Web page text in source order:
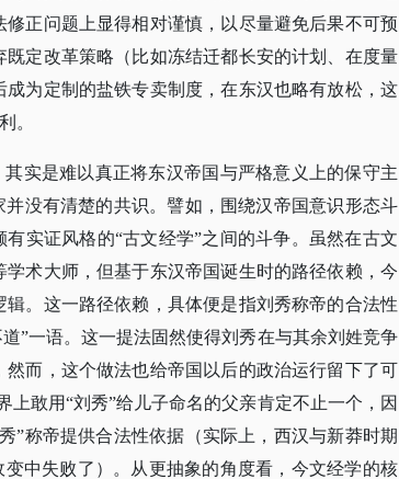
正问题上显得相对谨慎，以尽量避免后果不可预
定改革策略（比如冻结迁都长安的计划、在度量
为定制的盐铁专卖制度，在东汉也略有放松，这
。
实是难以真正将东汉帝国与严格意义上的保守主
没有清楚的共识。譬如，围绕汉帝国意识形态斗
实证风格的“古文经学”之间的斗争。虽然在古文
术大师，但基于东汉帝国诞生时的路径依赖，今
。这一路径依赖，具体便是指刘秀称帝的合法性
”一语。这一提法固然使得刘秀在与其余刘姓竞争
而，这个做法也给帝国以后的政治运行留下了可
敢用“刘秀”给儿子命名的父亲肯定不止一个，因
”称帝提供合法性依据（实际上，西汉与新莽时期
中失败了）。从更抽象的角度看，今文经学的核